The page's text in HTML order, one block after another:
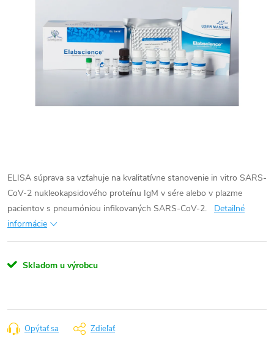
ELISA súprava sa vzťahuje na kvalitatívne stanovenie in vitro SARS-
CoV-2 nukleokapsidového proteínu IgM v sére alebo v plazme
pacientov s pneumóniou infikovaných SARS-CoV-2.
Detailné
informácie
Skladom u výrobcu
Opýtať sa Zdieľať